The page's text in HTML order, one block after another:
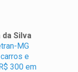
da Silva
MG
e
300 em